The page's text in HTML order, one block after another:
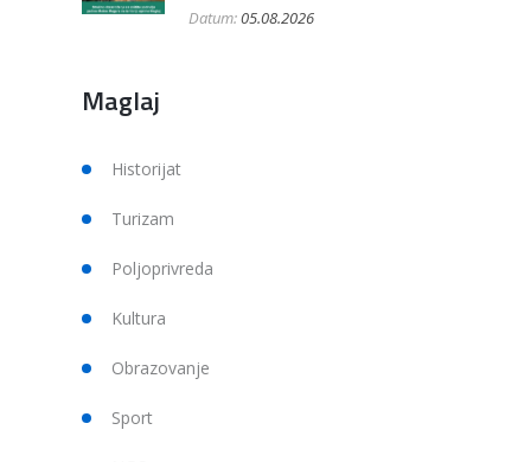
Datum:05.08.2026
Maglaj
Historijat
Turizam
Poljoprivreda
Kultura
Obrazovanje
Sport